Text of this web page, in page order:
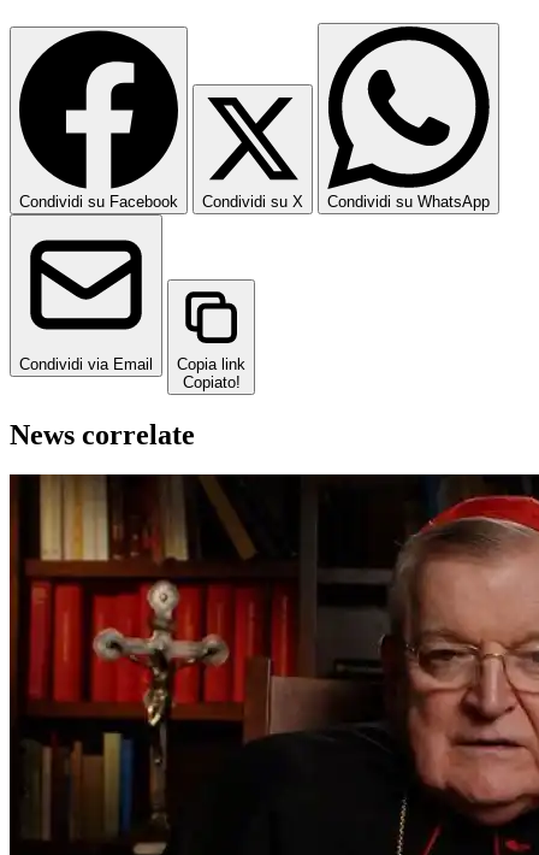
Condividi su Facebook Condividi su X Condividi su WhatsApp
Condividi via Email
Copia link
Copiato!
News correlate